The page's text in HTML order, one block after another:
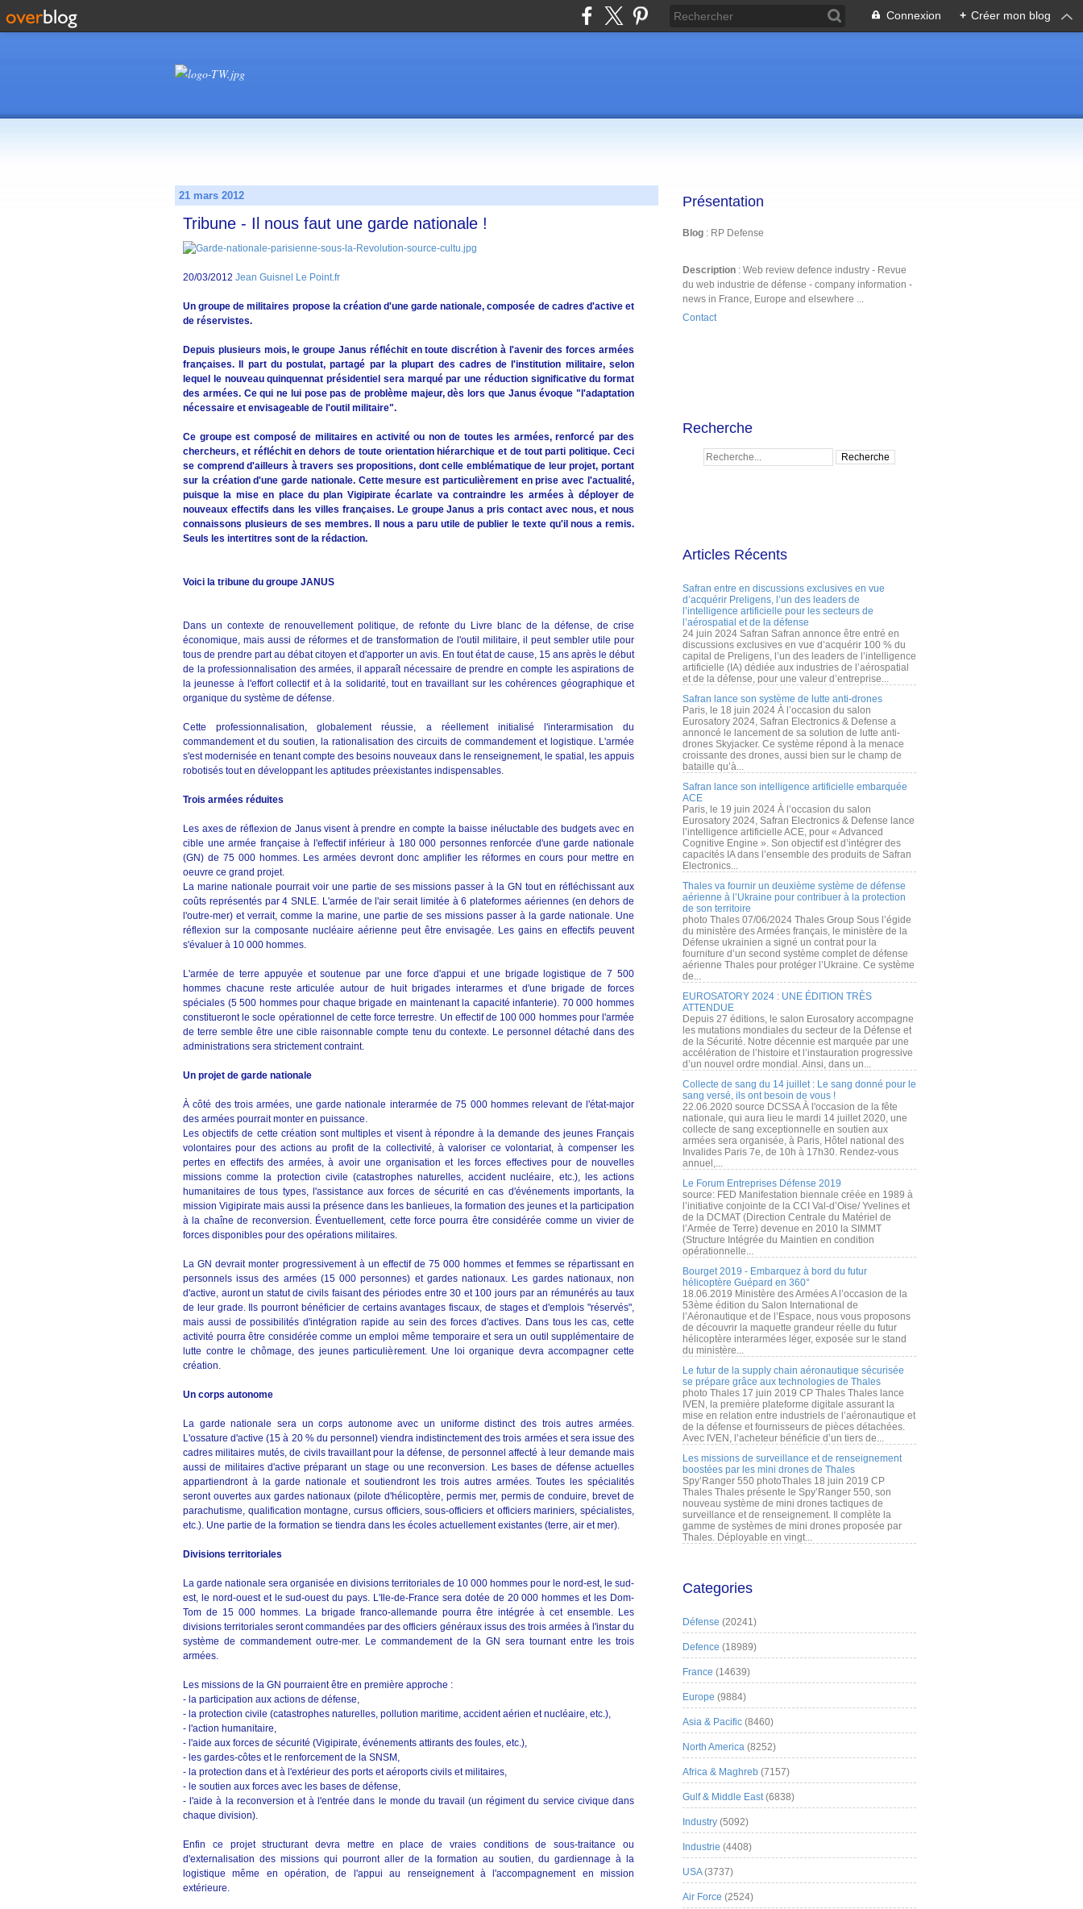
Connexion + Créer mon blog
21 mars 2012
Tribune - Il nous faut une garde nationale !
20/03/2012 Jean Guisnel Le Point.fr
Un groupe de militaires propose la création d'une garde nationale, composée de cadres d'active et
de réservistes.
Depuis plusieurs mois, le groupe Janus réfléchit en toute discrétion à l'avenir des forces armées
françaises. Il part du postulat, partagé par la plupart des cadres de l'institution militaire, selon
lequel le nouveau quinquennat présidentiel sera marqué par une réduction significative du format
des armées. Ce qui ne lui pose pas de problème majeur, dès lors que Janus évoque "l'adaptation
nécessaire et envisageable de l'outil militaire".
Ce groupe est composé de militaires en activité ou non de toutes les armées, renforcé par des
chercheurs, et réfléchit en dehors de toute orientation hiérarchique et de tout parti politique. Ceci
se comprend d'ailleurs à travers ses propositions, dont celle emblématique de leur projet, portant
sur la création d'une garde nationale. Cette mesure est particulièrement en prise avec l'actualité,
puisque la mise en place du plan Vigipirate écarlate va contraindre les armées à déployer de
nouveaux effectifs dans les villes françaises. Le groupe Janus a pris contact avec nous, et nous
connaissons plusieurs de ses membres. Il nous a paru utile de publier le texte qu'il nous a remis.
Seuls les intertitres sont de la rédaction.
Voici la tribune du groupe JANUS
Dans un contexte de renouvellement politique, de refonte du Livre blanc de la défense, de crise
économique, mais aussi de réformes et de transformation de l'outil militaire, il peut sembler utile pour
tous de prendre part au débat citoyen et d'apporter un avis. En tout état de cause, 15 ans après le début
de la professionnalisation des armées, il apparaît nécessaire de prendre en compte les aspirations de
la jeunesse à l'effort collectif et à la solidarité, tout en travaillant sur les cohérences géographique et
organique du système de défense.
Cette professionnalisation, globalement réussie, a réellement initialisé l'interarmisation du
commandement et du soutien, la rationalisation des circuits de commandement et logistique. L'armée
s'est modernisée en tenant compte des besoins nouveaux dans le renseignement, le spatial, les appuis
robotisés tout en développant les aptitudes préexistantes indispensables.
Trois armées réduites
Les axes de réflexion de Janus visent à prendre en compte la baisse inéluctable des budgets avec en
cible une armée française à l'effectif inférieur à 180 000 personnes renforcée d'une garde nationale
(GN) de 75 000 hommes. Les armées devront donc amplifier les réformes en cours pour mettre en
oeuvre ce grand projet.
La marine nationale pourrait voir une partie de ses missions passer à la GN tout en réfléchissant aux
coûts représentés par 4 SNLE. L'armée de l'air serait limitée à 6 plateformes aériennes (en dehors de
l'outre-mer) et verrait, comme la marine, une partie de ses missions passer à la garde nationale. Une
réflexion sur la composante nucléaire aérienne peut être envisagée. Les gains en effectifs peuvent
s'évaluer à 10 000 hommes.
L'armée de terre appuyée et soutenue par une force d'appui et une brigade logistique de 7 500
hommes chacune reste articulée autour de huit brigades interarmes et d'une brigade de forces
spéciales (5 500 hommes pour chaque brigade en maintenant la capacité infanterie). 70 000 hommes
constitueront le socle opérationnel de cette force terrestre. Un effectif de 100 000 hommes pour l'armée
de terre semble être une cible raisonnable compte tenu du contexte. Le personnel détaché dans des
administrations sera strictement contraint.
Un projet de garde nationale
À côté des trois armées, une garde nationale interarmée de 75 000 hommes relevant de l'état-major
des armées pourrait monter en puissance.
Les objectifs de cette création sont multiples et visent à répondre à la demande des jeunes Français
volontaires pour des actions au profit de la collectivité, à valoriser ce volontariat, à compenser les
pertes en effectifs des armées, à avoir une organisation et les forces effectives pour de nouvelles
missions comme la protection civile (catastrophes naturelles, accident nucléaire, etc.), les actions
humanitaires de tous types, l'assistance aux forces de sécurité en cas d'événements importants, la
mission Vigipirate mais aussi la présence dans les banlieues, la formation des jeunes et la participation
à la chaîne de reconversion. Éventuellement, cette force pourra être considérée comme un vivier de
forces disponibles pour des opérations militaires.
La GN devrait monter progressivement à un effectif de 75 000 hommes et femmes se répartissant en
personnels issus des armées (15 000 personnes) et gardes nationaux. Les gardes nationaux, non
d'active, auront un statut de civils faisant des périodes entre 30 et 100 jours par an rémunérés au taux
de leur grade. Ils pourront bénéficier de certains avantages fiscaux, de stages et d'emplois "réservés",
mais aussi de possibilités d'intégration rapide au sein des forces d'actives. Dans tous les cas, cette
activité pourra être considérée comme un emploi même temporaire et sera un outil supplémentaire de
lutte contre le chômage, des jeunes particulièrement. Une loi organique devra accompagner cette
création.
Un corps autonome
La garde nationale sera un corps autonome avec un uniforme distinct des trois autres armées.
L'ossature d'active (15 à 20 % du personnel) viendra indistinctement des trois armées et sera issue des
cadres militaires mutés, de civils travaillant pour la défense, de personnel affecté à leur demande mais
aussi de militaires d'active préparant un stage ou une reconversion. Les bases de défense actuelles
appartiendront à la garde nationale et soutiendront les trois autres armées. Toutes les spécialités
seront ouvertes aux gardes nationaux (pilote d'hélicoptère, permis mer, permis de conduire, brevet de
parachutisme, qualification montagne, cursus officiers, sous-officiers et officiers mariniers, spécialistes,
etc.). Une partie de la formation se tiendra dans les écoles actuellement existantes (terre, air et mer).
Divisions territoriales
La garde nationale sera organisée en divisions territoriales de 10 000 hommes pour le nord-est, le sud-
est, le nord-ouest et le sud-ouest du pays. L'Ile-de-France sera dotée de 20 000 hommes et les Dom-
Tom de 15 000 hommes. La brigade franco-allemande pourra être intégrée à cet ensemble. Les
divisions territoriales seront commandées par des officiers généraux issus des trois armées à l'instar du
système de commandement outre-mer. Le commandement de la GN sera tournant entre les trois
armées.
Les missions de la GN pourraient être en première approche :
- la participation aux actions de défense,
- la protection civile (catastrophes naturelles, pollution maritime, accident aérien et nucléaire, etc.),
- l'action humanitaire,
- l'aide aux forces de sécurité (Vigipirate, événements attirants des foules, etc.),
- les gardes-côtes et le renforcement de la SNSM,
- la protection dans et à l'extérieur des ports et aéroports civils et militaires,
- le soutien aux forces avec les bases de défense,
- l'aide à la reconversion et à l'entrée dans le monde du travail (un régiment du service civique dans
chaque division).
Enfin ce projet structurant devra mettre en place de vraies conditions de sous-traitance ou
d'externalisation des missions qui pourront aller de la formation au soutien, du gardiennage à la
logistique même en opération, de l'appui au renseignement à l'accompagnement en mission
extérieure.
Présentation
Blog : RP Defense
Description : Web review defence industry - Revue
du web industrie de défense - company information -
news in France, Europe and elsewhere ...
Contact
Recherche
Articles Récents
Safran entre en discussions exclusives en vue
d’acquérir Preligens, l’un des leaders de
l’intelligence artificielle pour les secteurs de
l’aérospatial et de la défense
24 juin 2024 Safran Safran annonce être entré en
discussions exclusives en vue d’acquérir 100 % du
capital de Preligens, l’un des leaders de l’intelligence
artificielle (IA) dédiée aux industries de l’aérospatial
et de la défense, pour une valeur d’entreprise...
Safran lance son système de lutte anti-drones
Paris, le 18 juin 2024 À l’occasion du salon
Eurosatory 2024, Safran Electronics & Defense a
annoncé le lancement de sa solution de lutte anti-
drones Skyjacker. Ce système répond à la menace
croissante des drones, aussi bien sur le champ de
bataille qu’à...
Safran lance son intelligence artificielle embarquée
ACE
Paris, le 19 juin 2024 À l’occasion du salon
Eurosatory 2024, Safran Electronics & Defense lance
l’intelligence artificielle ACE, pour « Advanced
Cognitive Engine ». Son objectif est d’intégrer des
capacités IA dans l’ensemble des produits de Safran
Electronics...
Thales va fournir un deuxième système de défense
aérienne à l’Ukraine pour contribuer à la protection
de son territoire
photo Thales 07/06/2024 Thales Group Sous l’égide
du ministère des Armées français, le ministère de la
Défense ukrainien a signé un contrat pour la
fourniture d’un second système complet de défense
aérienne Thales pour protéger l’Ukraine. Ce système
de...
EUROSATORY 2024 : UNE ÉDITION TRÈS
ATTENDUE
Depuis 27 éditions, le salon Eurosatory accompagne
les mutations mondiales du secteur de la Défense et
de la Sécurité. Notre décennie est marquée par une
accélération de l’histoire et l’instauration progressive
d’un nouvel ordre mondial. Ainsi, dans un...
Collecte de sang du 14 juillet : Le sang donné pour le
sang versé, ils ont besoin de vous !
22.06.2020 source DCSSA À l'occasion de la fête
nationale, qui aura lieu le mardi 14 juillet 2020, une
collecte de sang exceptionnelle en soutien aux
armées sera organisée, à Paris, Hôtel national des
Invalides Paris 7e, de 10h à 17h30. Rendez-vous
annuel,...
Le Forum Entreprises Défense 2019
source: FED Manifestation biennale créée en 1989 à
l’initiative conjointe de la CCI Val-d’Oise/ Yvelines et
de la DCMAT (Direction Centrale du Matériel de
l’Armée de Terre) devenue en 2010 la SIMMT
(Structure Intégrée du Maintien en condition
opérationnelle...
Bourget 2019 - Embarquez à bord du futur
hélicoptère Guépard en 360°
18.06.2019 Ministère des Armées A l’occasion de la
53ème édition du Salon International de
l’Aéronautique et de l’Espace, nous vous proposons
de découvrir la maquette grandeur réelle du futur
hélicoptère interarmées léger, exposée sur le stand
du ministère...
Le futur de la supply chain aéronautique sécurisée
se prépare grâce aux technologies de Thales
photo Thales 17 juin 2019 CP Thales Thales lance
IVEN, la première plateforme digitale assurant la
mise en relation entre industriels de l’aéronautique et
de la défense et fournisseurs de pièces détachées.
Avec IVEN, l’acheteur bénéficie d’un tiers de...
Les missions de surveillance et de renseignement
boostées par les mini drones de Thales
Spy’Ranger 550 photoThales 18 juin 2019 CP
Thales Thales présente le Spy’Ranger 550, son
nouveau système de mini drones tactiques de
surveillance et de renseignement. Il complète la
gamme de systèmes de mini drones proposée par
Thales. Déployable en vingt...
Categories
Défense (20241)
Defence (18989)
France (14639)
Europe (9884)
Asia & Pacific (8460)
North America (8252)
Africa & Maghreb (7157)
Gulf & Middle East(6838)
Industry (5092)
Industrie (4408)
USA(3737)
Air Force (2524)